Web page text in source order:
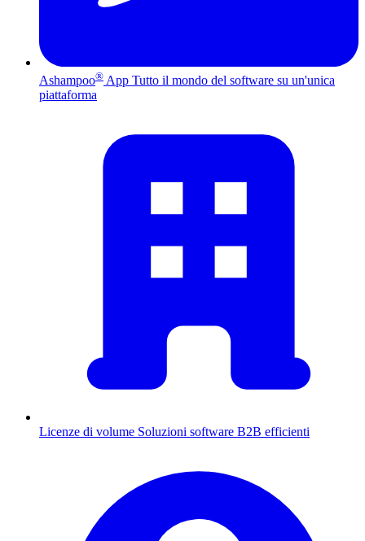
Ashampoo® App Tutto il mondo del software su un'unica
piattaforma
Licenze di volume Soluzioni software B2B efficienti